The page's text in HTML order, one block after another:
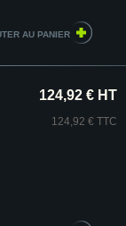
124,92 € HT
124,92 € TTC